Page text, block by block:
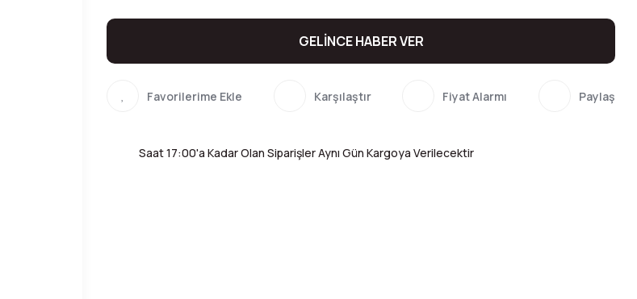
GELİNCE HABER VER
Karşılaştır Fiyat Alarmı Paylaş
Saat 17:00'a Kadar Olan Siparişler Aynı Gün Kargoya Verilecektir